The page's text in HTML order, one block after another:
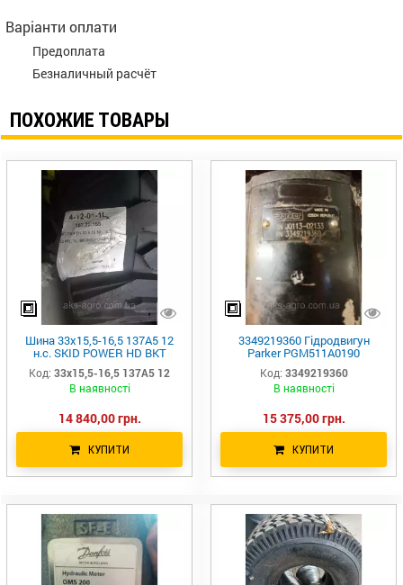
Варіанти оплати
Предоплата
Безналичный расчёт
ПОХОЖИЕ ТОВАРЫ
Шина 33х15,5-16,5 137A5 12
н.с. SKID POWER HD BKT
33х15.5-16.5
Код: 33х15,5-16,5 137A5 12
В наявності
14 840,00 грн.
КУПИТИ
3349219360 Гідродвигун
Parker PGM511A0190
W42053000 3323030000
Код: 3349219360
В наявності
15 375,00 грн.
КУПИТИ